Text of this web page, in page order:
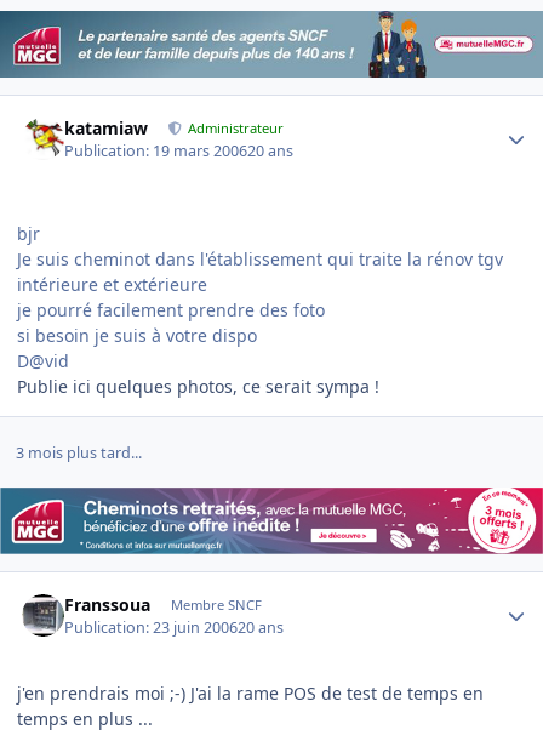
katamiaw Administrateur
Publication: 19 mars 200620 ans
bjr
Je suis cheminot dans l'établissement qui traite la rénov tgv
intérieure et extérieure
je pourré facilement prendre des foto
si besoin je suis à votre dispo
D@vid
Publie ici quelques photos, ce serait sympa !
3 mois plus tard...
Franssoua Membre SNCF
Publication:23 juin 200620 ans
j'en prendrais moi ;-) J'ai la rame POS de test de temps en
temps en plus ...